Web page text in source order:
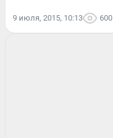
9 июля, 2015, 10:13 600